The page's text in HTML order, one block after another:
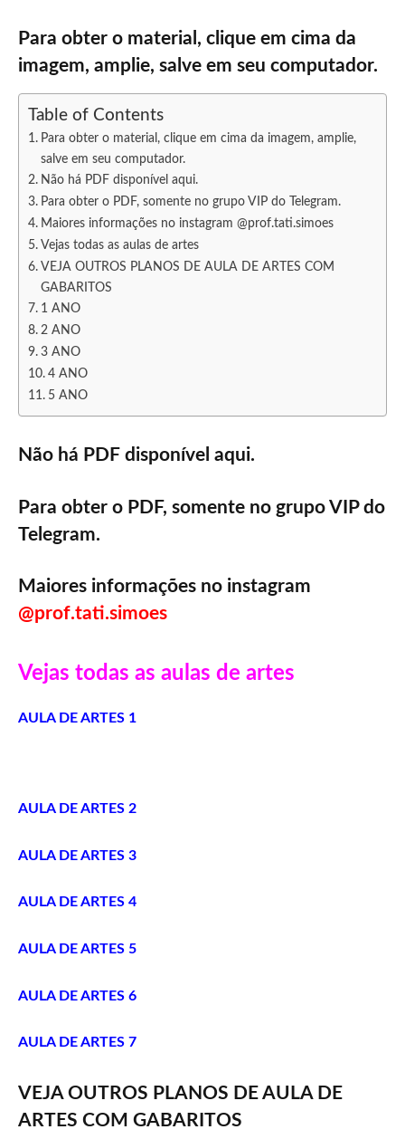
Para obter o material, clique em cima da
imagem, amplie, salve em seu computador.
Table of Contents
Para obter o material, clique em cima da imagem, amplie,
salve em seu computador.
Não há PDF disponível aqui.
Para obter o PDF, somente no grupo VIP do Telegram.
Maiores informações no instagram @prof.tati.simoes
Vejas todas as aulas de artes
VEJA OUTROS PLANOS DE AULA DE ARTES COM
GABARITOS
1 ANO
2 ANO
3 ANO
4 ANO
5 ANO
Não há PDF disponível aqui.
Para obter o PDF, somente no grupo VIP do
Telegram.
Maiores informações no instagram
@prof.tati.simoes
Vejas todas as aulas de artes
AULA DE ARTES 1
AULA DE ARTES 2
AULA DE ARTES 3
AULA DE ARTES 4
AULA DE ARTES 5
AULA DE ARTES 6
AULA DE ARTES 7
VEJA OUTROS PLANOS DE AULA DE
ARTES COM GABARITOS